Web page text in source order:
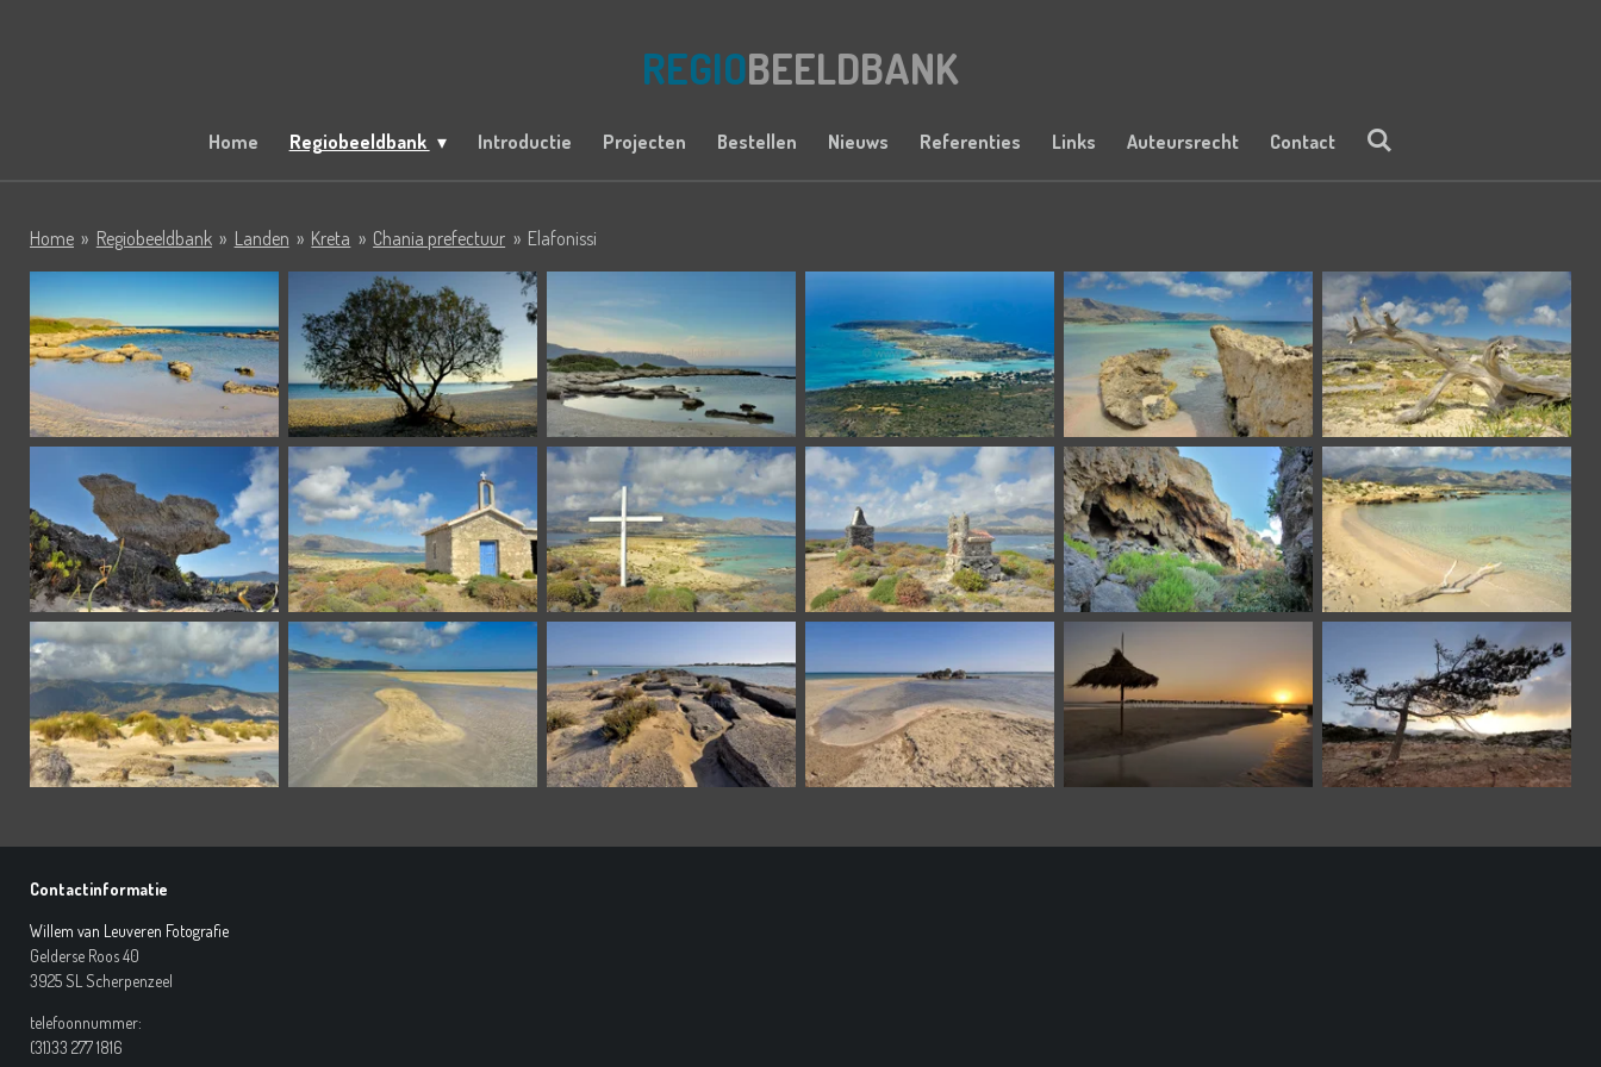
REGIOBEELDBANK
Home Regiobeeldbank Introductie Projecten Bestellen Nieuws Referenties Links Auteursrecht Contact
Home » Regiobeeldbank » Landen » Kreta » Chania prefectuur » Elafonissi
Contactinformatie
Willem van Leuveren Fotografie
Gelderse Roos 40
3925 SL Scherpenzeel
telefoonnummer:
(31)33 277 1816